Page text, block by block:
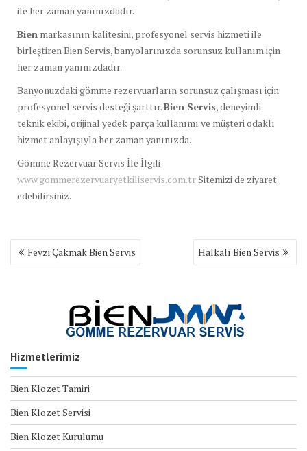
ile her zaman yanınızdadır.
Bien markasının kalitesini, profesyonel servis hizmeti ile
birleştiren Bien Servis, banyolarınızda sorunsuz kullanım için
her zaman yanınızdadır.
Banyonuzdaki gömme rezervuarların sorunsuz çalışması için
profesyonel servis desteği şarttır.Bien Servis, deneyimli
teknik ekibi, orijinal yedek parça kullanımı ve müşteri odaklı
hizmet anlayışıyla her zaman yanınızda.
Gömme Rezervuar Servis İle İlgili
www.gommerezervuaryetkiliservis.com.trSitemizi de ziyaret
edebilirsiniz.
Yazı
gezinmesi
Fevzi Çakmak Bien Servis Halkalı Bien Servis
Hizmetlerimiz
Bien Klozet Tamiri
Bien Klozet Servisi
Bien Klozet Kurulumu